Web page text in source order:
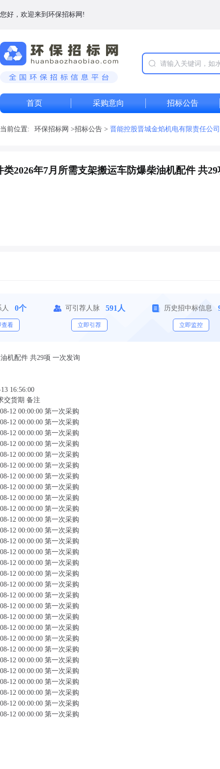
您好，欢迎来到环保招标网!
首页 采购意向 招标公告
当前位置: 环保招标网 >招标公告 > 晋能控股晋城金焰机电有限责任公
2026年7月所需支架搬运车防爆柴油机配件 共29
0个
查看
可引荐人脉 591人
立即引荐
历史招中标信息
立即监控
机配件 共29项 一次发询
16:56:00
交货期 备注
12 00:00:00 第一次采购
12 00:00:00 第一次采购
12 00:00:00 第一次采购
12 00:00:00 第一次采购
12 00:00:00 第一次采购
12 00:00:00 第一次采购
12 00:00:00 第一次采购
12 00:00:00 第一次采购
12 00:00:00 第一次采购
12 00:00:00 第一次采购
12 00:00:00 第一次采购
12 00:00:00 第一次采购
12 00:00:00 第一次采购
12 00:00:00 第一次采购
12 00:00:00 第一次采购
12 00:00:00 第一次采购
12 00:00:00 第一次采购
12 00:00:00 第一次采购
12 00:00:00 第一次采购
12 00:00:00 第一次采购
12 00:00:00 第一次采购
12 00:00:00 第一次采购
12 00:00:00 第一次采购
12 00:00:00 第一次采购
12 00:00:00 第一次采购
12 00:00:00 第一次采购
12 00:00:00 第一次采购
12 00:00:00 第一次采购
12 00:00:00 第一次采购